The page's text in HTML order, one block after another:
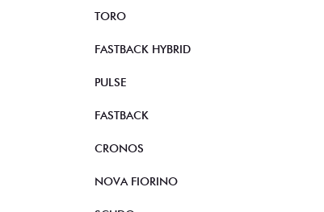
TORO
FASTBACK HYBRID
PULSE
FASTBACK
CRONOS
NOVA FIORINO